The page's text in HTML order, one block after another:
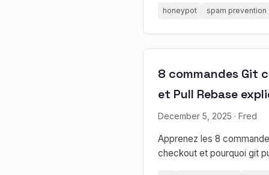
honeypot spam prevention
8 commandes Git
et Pull Rebase
December 5, 2025 · Fred
Apprenez les 8
checkout et pourquoi git